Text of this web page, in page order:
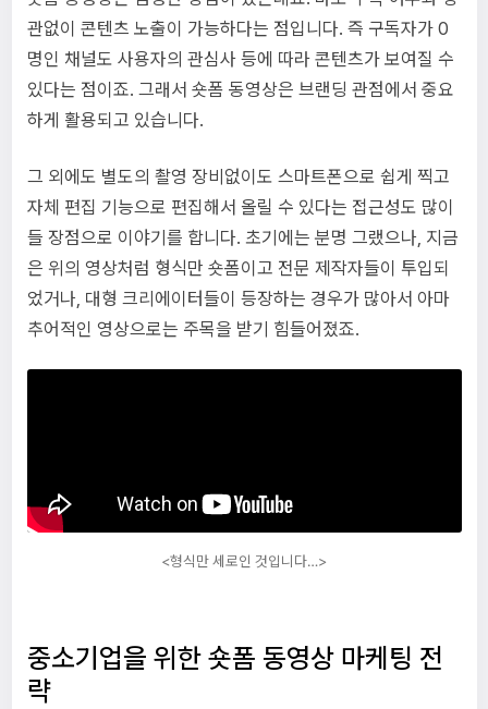
관없이 콘텐츠 노출이 가능하다는 점입니다. 즉 구독자가 0
명인 채널도 사용자의 관심사 등에 따라 콘텐츠가 보여질 수
있다는 점이죠. 그래서 숏폼 동영상은 브랜딩 관점에서 중요
하게 활용되고 있습니다.
그 외에도 별도의 촬영 장비없이도 스마트폰으로 쉽게 찍고
자체 편집 기능으로 편집해서 올릴 수 있다는 접근성도 많이
들 장점으로 이야기를 합니다. 초기에는 분명 그랬으나, 지금
은 위의 영상처럼 형식만 숏폼이고 전문 제작자들이 투입되
었거나, 대형 크리에이터들이 등장하는 경우가 많아서 아마
추어적인 영상으로는 주목을 받기 힘들어졌죠.
<형식만 세로인 것입니다…>
중소기업을 위한 숏폼 동영상 마케팅 전
략